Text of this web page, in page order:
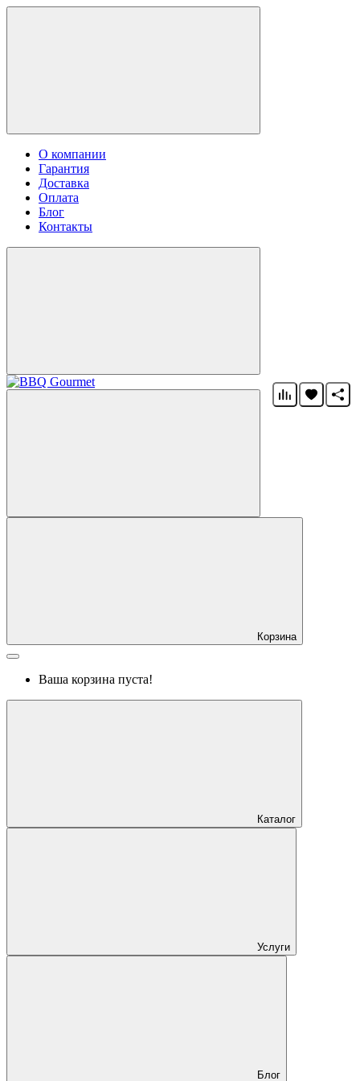
О компании
Гарантия
Доставка
Оплата
Блог
Контакты
Корзина
Ваша корзина пуста!
Каталог
Услуги
Блог